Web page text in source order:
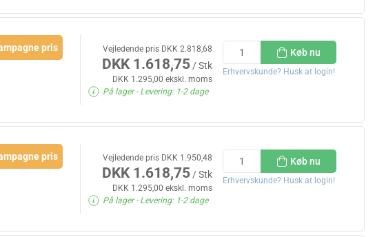
pris Vejledende pris DKK 2.818,68
DKK 1.618,75 / Stk
DKK 1.295,00 ekskl. moms
På lager- Levering: 1-2 dage
Køb nu
Erhvervskunde? Husk at login!
pris Vejledende pris DKK 1.950,48
DKK 1.618,75 / Stk
DKK 1.295,00 ekskl. moms
På lager- Levering: 1-2 dage
Køb nu
Erhvervskunde? Husk at login!